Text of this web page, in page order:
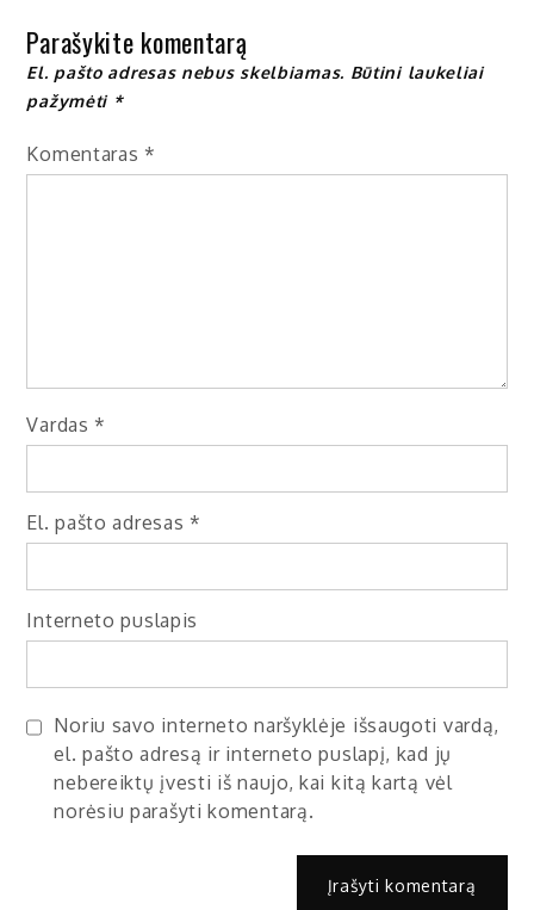
Parašykite komentarą
El. pašto adresas nebus skelbiamas. Būtini laukeliai
pažymėti *
Komentaras *
Vardas *
El. pašto adresas *
Interneto puslapis
Noriu savo interneto naršyklėje išsaugoti vardą,
el. pašto adresą ir interneto puslapį, kad jų
nebereiktų įvesti iš naujo, kai kitą kartą vėl
norėsiu parašyti komentarą.